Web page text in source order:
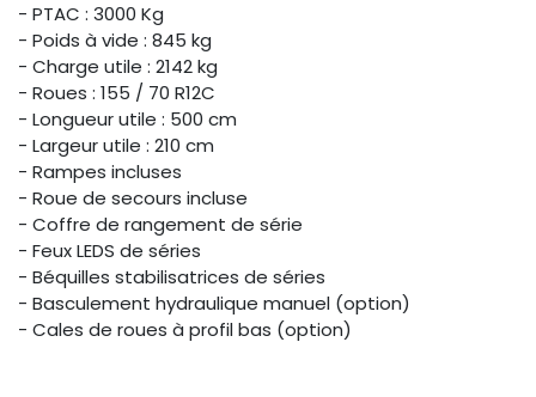
- PTAC : 3000 Kg
- Poids à vide : 845 kg
- Charge utile : 2142 kg
- Roues : 155 / 70 R12C
- Longueur utile : 500 cm
- Largeur utile : 210 cm
- Rampes incluses
- Roue de secours incluse
- Coffre de rangement de série
- Feux LEDS de séries
- Béquilles stabilisatrices de séries
- Basculement hydraulique manuel (option)
- Cales de roues à profil bas (option)